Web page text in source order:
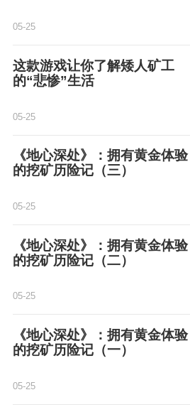
05-25
这款游戏让你了解矮人矿工
的“悲惨”生活
05-25
《地心深处》：拥有黄金体验
的挖矿历险记（三）
05-25
《地心深处》：拥有黄金体验
的挖矿历险记（二）
05-25
《地心深处》：拥有黄金体验
的挖矿历险记（一）
05-25